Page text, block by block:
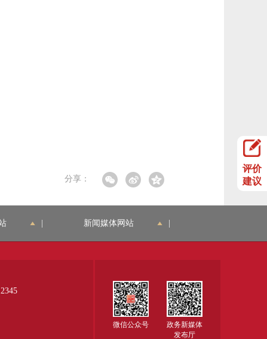
分享：
评价
建议
新闻媒体网站
微信公众号
政务新媒体
发布厅